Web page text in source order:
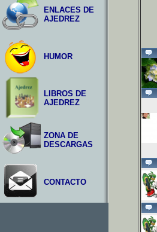
ENLACES DE
AJEDREZ
HUMOR
LIBROS DE
AJEDREZ
ZONA DE
DESCARGAS
CONTACTO